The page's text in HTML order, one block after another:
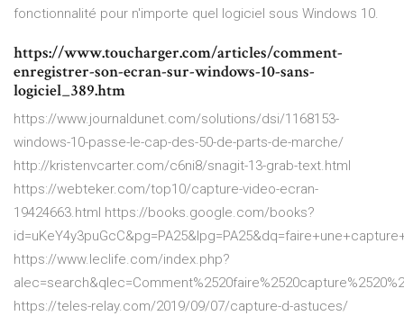
fonctionnalité pour n'importe quel logiciel sous Windows 10.
https://www.toucharger.com/articles/comment-
enregistrer-son-ecran-sur-windows-10-sans-
logiciel_389.htm
https://www.journaldunet.com/solutions/dsi/1168153-
windows-10-passe-le-cap-des-50-de-parts-de-marche/
http://kristenvcarter.com/c6ni8/snagit-13-grab-text.html
https://webteker.com/top10/capture-video-ecran-
19424663.html https://books.google.com/books?
https://www.leclife.com/index.php?
https://teles-relay.com/2019/09/07/capture-d-astuces/